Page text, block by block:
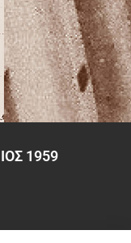
1959